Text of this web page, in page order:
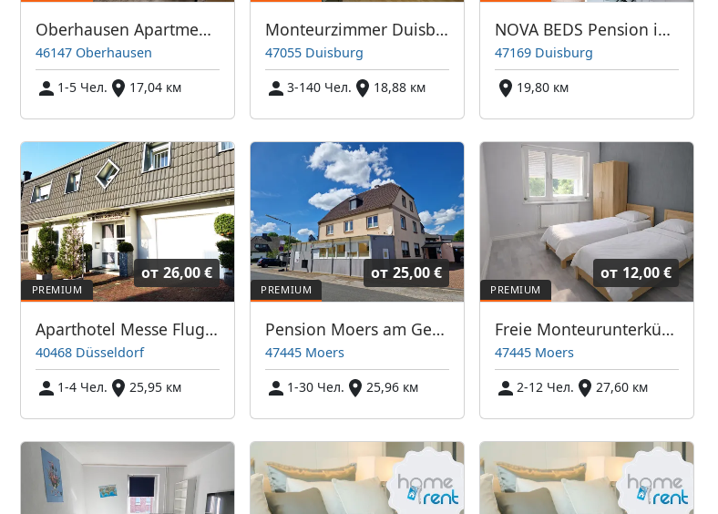
Oberhausen Apartments
46147 Oberhausen
1-5 Чел.
17,04 км
Monteurzimmer Duisburg
47055 Duisburg
3-140 Чел.
18,88 км
NOVA BEDS Pension in Weseler Strasse, Duisburg
47169 Duisburg
19,80 км
от 26,00 €
Aparthotel Messe Flughafen / Nr. 10: 2-Zimmer-DG-Apartment im Haupthaus
40468 Düsseldorf
1-4 Чел.
25,95 км
от 25,00 €
Pension Moers am Geleucht
47445 Moers
1-30 Чел.
25,96 км
от 12,00 €
Freie Monteurunterkünfte in Moers – JETZT anrufen! Wir sprechen auch Polnisch
47445 Moers
2-12 Чел.
27,60 км